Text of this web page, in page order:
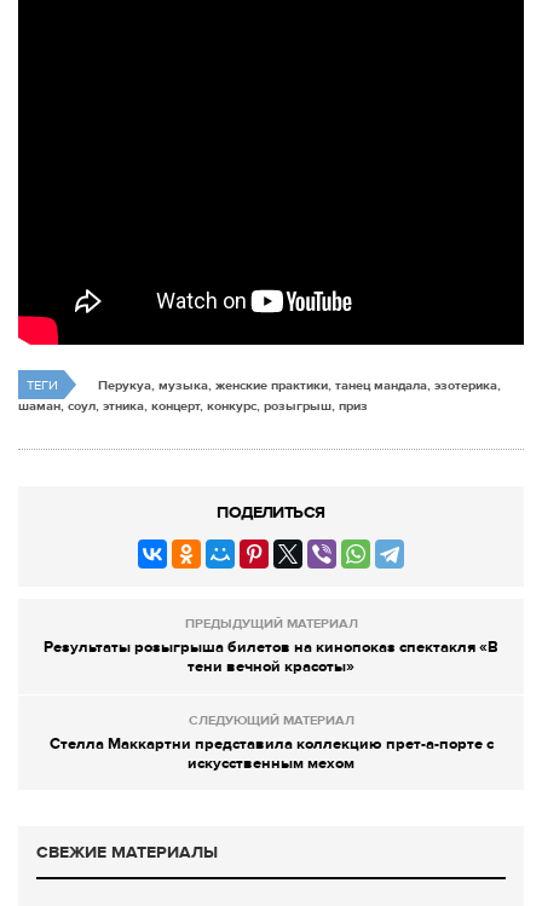
ТЕГИ
Перукуа, музыка, женские практики, танец мандала, эзотерика,
шаман, соул, этника, концерт, конкурс, розыгрыш, приз
ПОДЕЛИТЬСЯ
ПРЕДЫДУЩИЙ МАТЕРИАЛ
Результаты розыгрыша билетов на кинопоказ спектакля «В
тени вечной красоты»
СЛЕДУЮЩИЙ МАТЕРИАЛ
Стелла Маккартни представила коллекцию прет-а-порте с
искусственным мехом
СВЕЖИЕ МАТЕРИАЛЫ